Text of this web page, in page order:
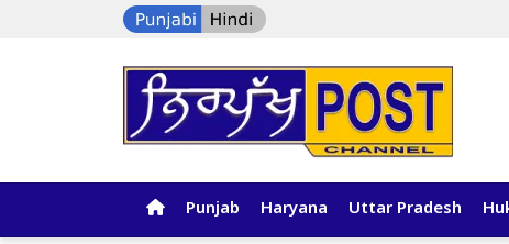
Punjab Haryana Uttar Pradesh